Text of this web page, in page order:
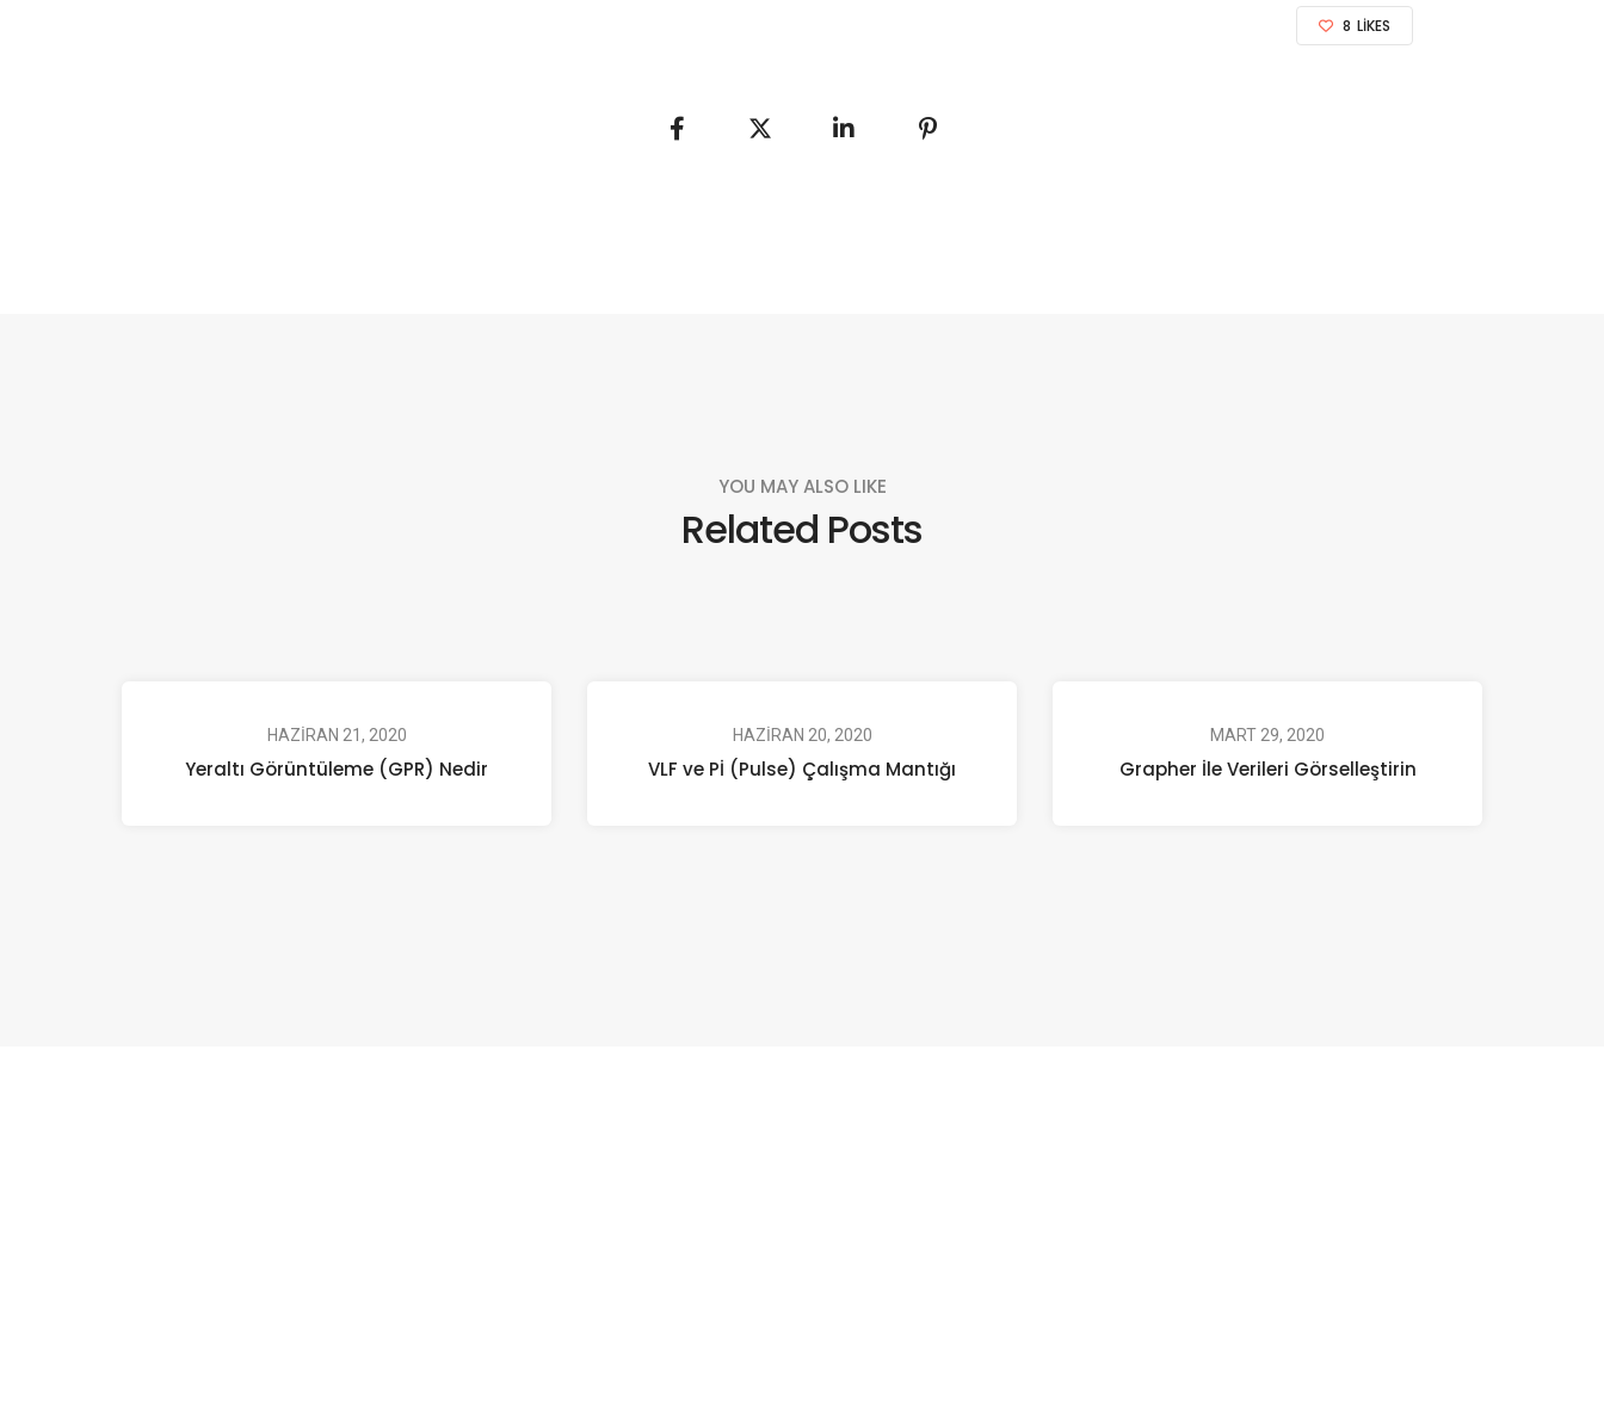
8 LIKES
YOU MAY ALSO LIKE
Related Posts
HAZIRAN 21, 2020
Yeraltı Görüntüleme (GPR) Nedir
HAZIRAN 20, 2020
VLF ve Pİ (Pulse) Çalışma Mantığı
MART 29, 2020
Grapher İle Verileri Görselleştirin